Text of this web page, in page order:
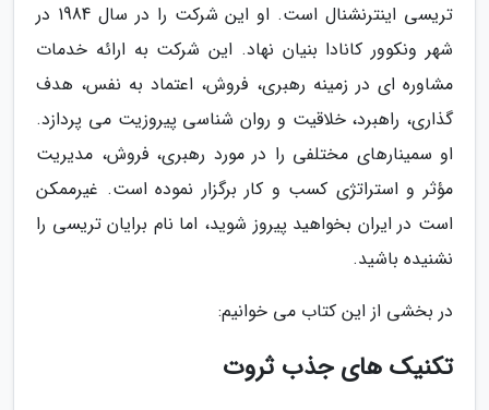
تریسی اینترنشنال است. او این شرکت را در سال 1984 در
شهر ونکوور کانادا بنیان نهاد. این شرکت به ارائه خدمات
مشاوره ای در زمینه رهبری، فروش، اعتماد به نفس، هدف
گذاری، راهبرد، خلاقیت و روان شناسی پیروزیت می پردازد.
او سمینارهای مختلفی را در مورد رهبری، فروش، مدیریت
مؤثر و استراتژی کسب و کار برگزار نموده است. غیرممکن
است در ایران بخواهید پیروز شوید، اما نام برایان تریسی را
نشنیده باشید.
در بخشی از این کتاب می خوانیم:
تکنیک های جذب ثروت